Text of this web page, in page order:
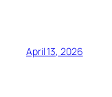
April 13, 2026